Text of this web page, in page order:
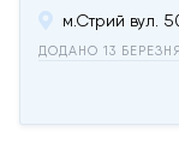
м.Стрий вул.
ДОДАНО 13